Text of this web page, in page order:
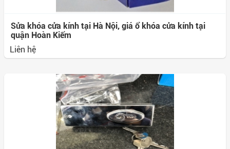
Sửa khóa cửa kính tại Hà Nội, giá ổ khóa cửa kính tại
quận Hoàn Kiếm
Liên hệ